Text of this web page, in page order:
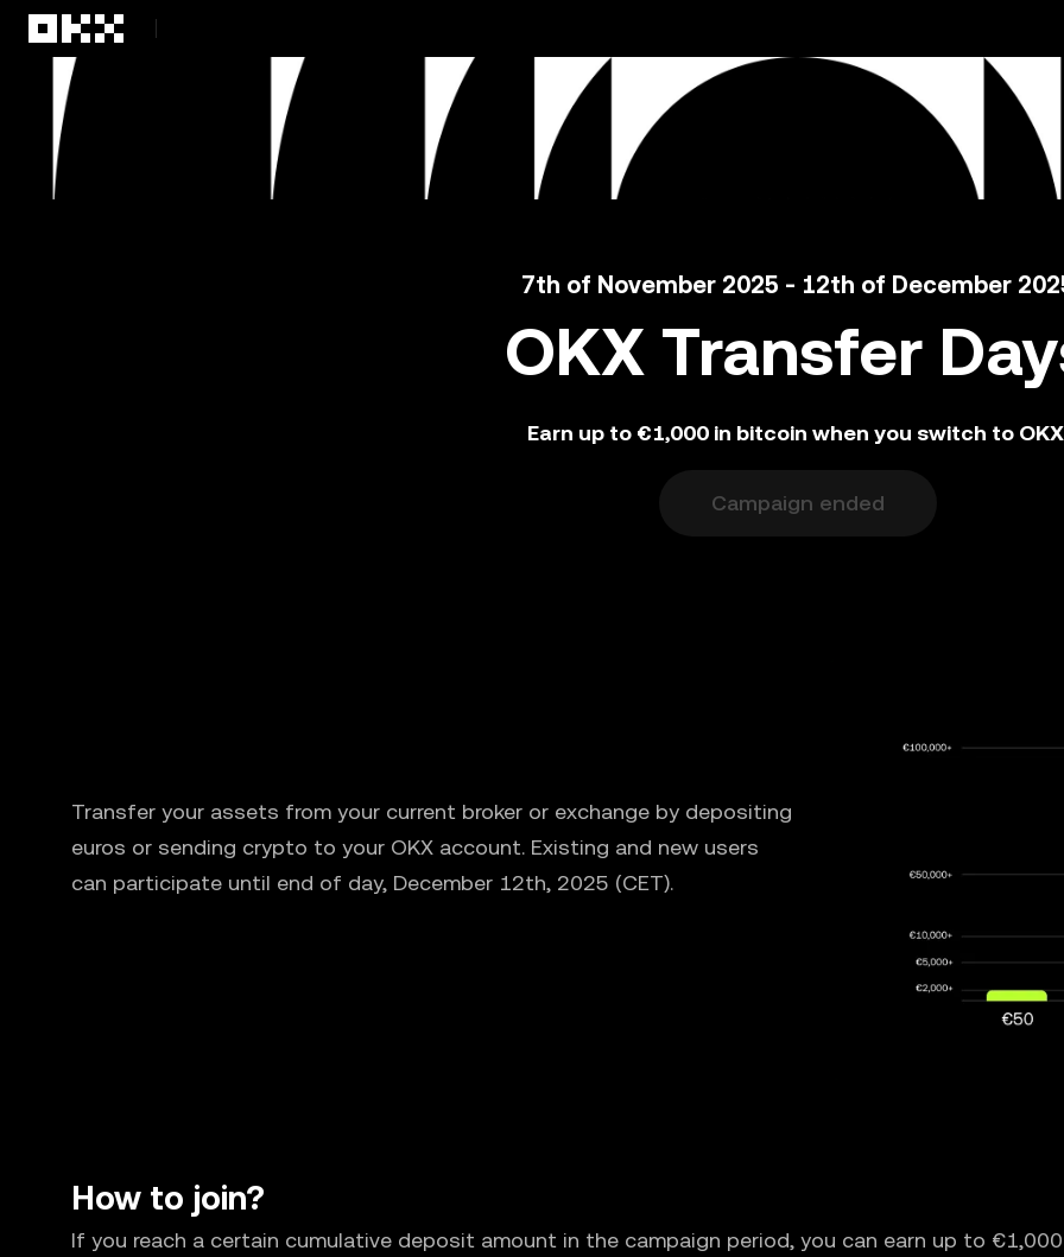
7th of November 2025 - 12th of December
OKX Transfer
Earn up to €1,000 in bitcoin when you switch to
Campaign ended
Transfer your assets from your current broker or exchange by depositing
euros or sending crypto to your OKX account. Existing and new users
can participate until end of day, December 12th, 2025 (CET).
How to join?
If you reach a certain cumulative deposit amount in the campaign period, you can earn up to